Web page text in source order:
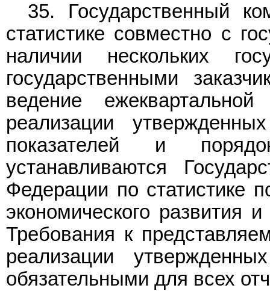
35. Государственный
статистике совместно с
наличии нескольких
государственными
ведение
реализации
показателей и
устанавливаются
Федерации по статистике
экономического развития
Требования к
реализации
обязательными для всех